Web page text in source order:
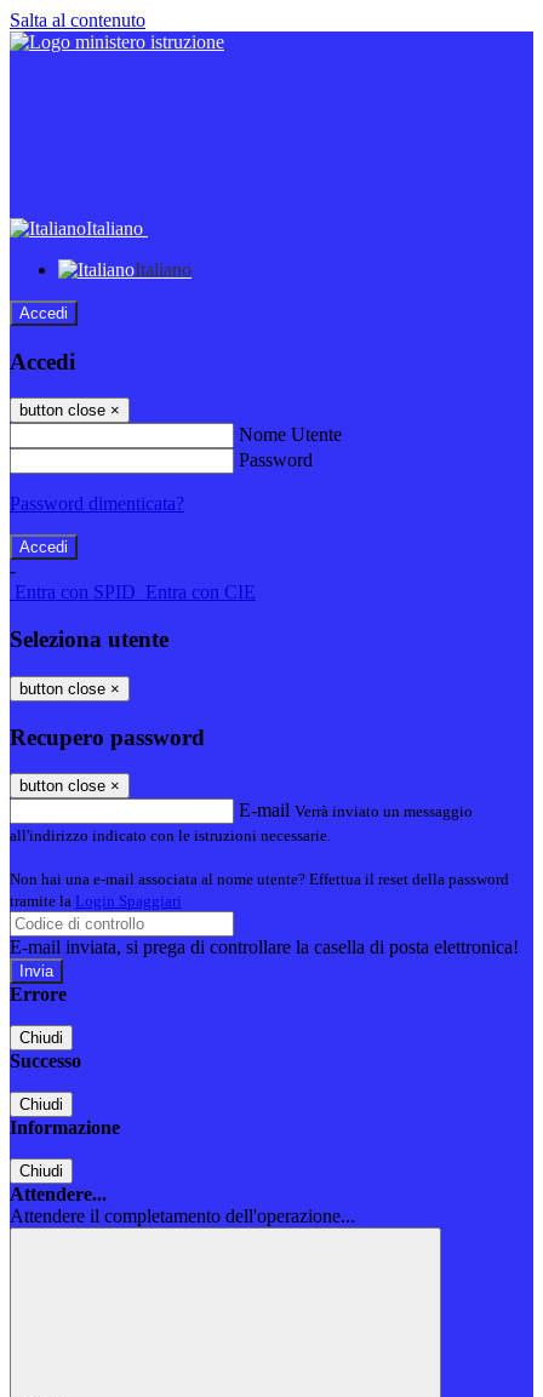
Salta al contenuto
Italiano
Italiano
Accedi
Accedi
button close ×
Nome Utente
Password
Password dimenticata?
-
Entra con SPID Entra con CIE
Seleziona utente
button close ×
Recupero password
button close ×
E-mail Verrà inviato un messaggio
all'indirizzo indicato con le istruzioni necessarie.
Non hai una e-mail associata al nome utente? Effettua il reset della password
tramite la Login Spaggiari
E-mail inviata, si prega di controllare la casella di posta elettronica!
Errore
Chiudi
Successo
Chiudi
Informazione
Chiudi
Attendere...
Attendere il completamento dell'operazione...